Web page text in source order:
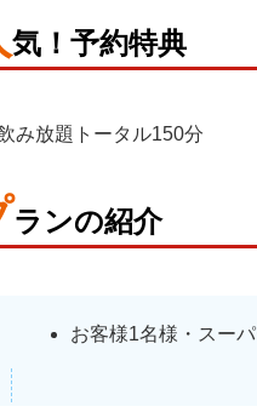
気！予約特典
み放題トータル150分
ランの紹介
お客様1名様・スー